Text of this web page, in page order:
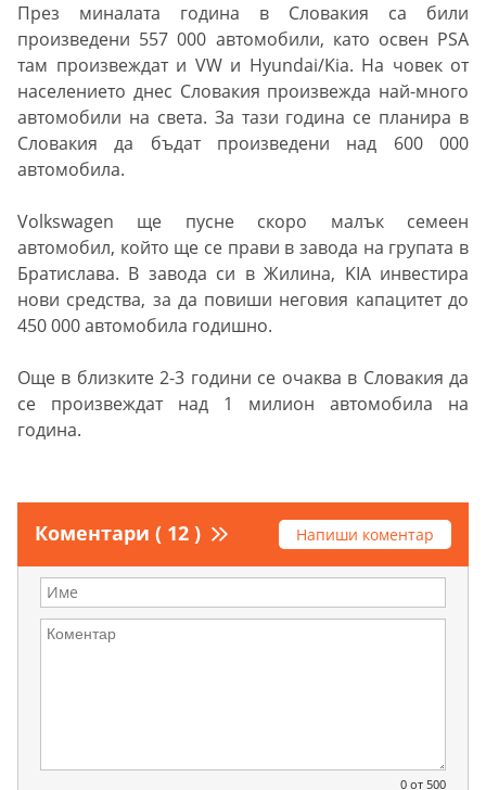
През миналата година в Словакия са били
произведени 557 000 автомобили, като освен PSA
там произвеждат и VW и Hyundai/Kia. На човек от
населението днес Словакия произвежда най-много
автомобили на света. За тази година се планира в
Словакия да бъдат произведени над 600 000
автомобила.
Volkswagen ще пусне скоро малък семеен
автомобил, който ще се прави в завода на групата в
Братислава. В завода си в Жилина, KIA инвестира
нови средства, за да повиши неговия капацитет до
450 000 автомобила годишно.
Още в близките 2-3 години се очаква в Словакия да
се произвеждат над 1 милион автомобила на
година.
Коментари ( 12 ) Напиши коментар
0 от 500